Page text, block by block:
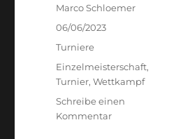
Autor
Marco Schloemer
Veröffentlicht
06/06/2023
Kategorien
Turniere
Schlagwörter
Einzelmeisterschaft,
Turnier,Wettkampf
Schreibe einen
Kommentarzu